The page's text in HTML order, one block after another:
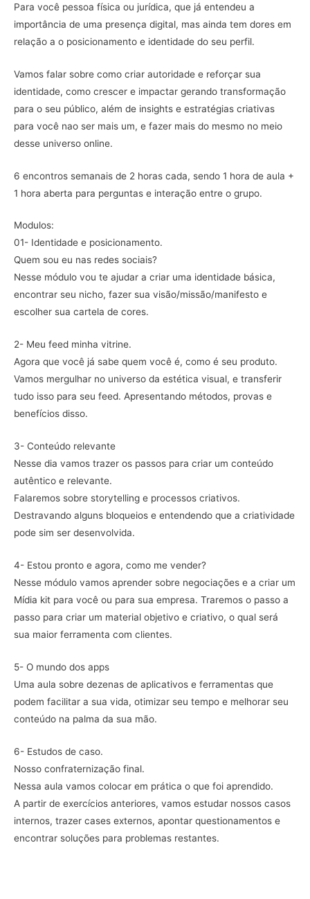
Para você pessoa física ou jurídica, que já entendeu a
importância de uma presença digital, mas ainda tem dores em
relação a o posicionamento e identidade do seu perfil.
Vamos falar sobre como criar autoridade e reforçar sua
identidade, como crescer e impactar gerando transformação
para o seu público, além de insights e estratégias criativas
para você nao ser mais um, e fazer mais do mesmo no meio
desse universo online.
6 encontros semanais de 2 horas cada, sendo 1 hora de aula +
1 hora aberta para perguntas e interação entre o grupo.
Modulos:
01- Identidade e posicionamento.
Quem sou eu nas redes sociais?
Nesse módulo vou te ajudar a criar uma identidade básica,
encontrar seu nicho, fazer sua visão/missão/manifesto e
escolher sua cartela de cores.
2- Meu feed minha vitrine.
Agora que você já sabe quem você é, como é seu produto.
Vamos mergulhar no universo da estética visual, e transferir
tudo isso para seu feed. Apresentando métodos, provas e
benefícios disso.
3- Conteúdo relevante
Nesse dia vamos trazer os passos para criar um conteúdo
autêntico e relevante.
Falaremos sobre storytelling e processos criativos.
Destravando alguns bloqueios e entendendo que a criatividade
pode sim ser desenvolvida.
4- Estou pronto e agora, como me vender?
Nesse módulo vamos aprender sobre negociações e a criar um
Mídia kit para você ou para sua empresa. Traremos o passo a
passo para criar um material objetivo e criativo, o qual será
sua maior ferramenta com clientes.
5- O mundo dos apps
Uma aula sobre dezenas de aplicativos e ferramentas que
podem facilitar a sua vida, otimizar seu tempo e melhorar seu
conteúdo na palma da sua mão.
6- Estudos de caso.
Nosso confraternização final.
Nessa aula vamos colocar em prática o que foi aprendido.
A partir de exercícios anteriores, vamos estudar nossos casos
internos, trazer cases externos, apontar questionamentos e
encontrar soluções para problemas restantes.